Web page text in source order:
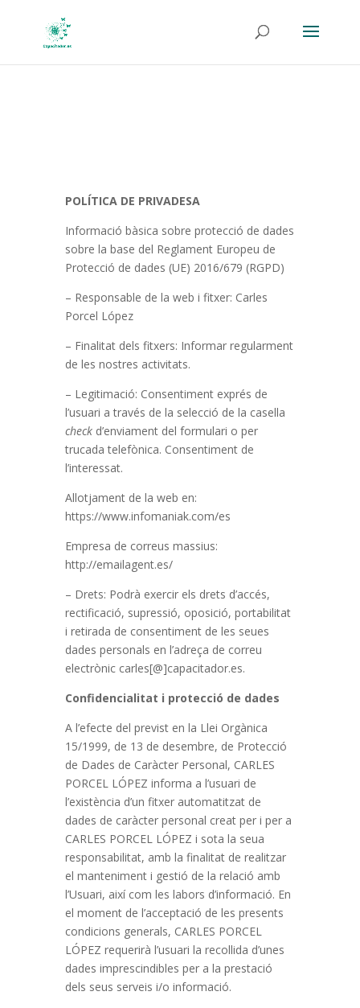
POLÍTICA DE PRIVADESA
Informació bàsica sobre protecció de dades
sobre la base del Reglament Europeu de
Protecció de dades (UE) 2016/679 (RGPD)
– Responsable de la web i fitxer: Carles
Porcel López
– Finalitat dels fitxers: Informar regularment
de les nostres activitats.
– Legitimació: Consentiment exprés de
l’usuari a través de la selecció de la casella
checkd’enviament del formulari o per
trucada telefònica. Consentiment de
l’interessat.
Allotjament de la web en:
https://www.infomaniak.com/es
Empresa de correus massius:
http://emailagent.es/
– Drets: Podrà exercir els drets d’accés,
rectificació, supressió, oposició, portabilitat
i retirada de consentiment de les seues
dades personals en l’adreça de correu
electrònic carles[@]capacitador.es.
Confidencialitat i protecció de dades
A l’efecte del previst en la Llei Orgànica
15/1999, de 13 de desembre, de Protecció
de Dades de Caràcter Personal, CARLES
PORCEL LÓPEZ informa a l’usuari de
l’existència d’un fitxer automatitzat de
dades de caràcter personal creat per i per a
CARLES PORCEL LÓPEZ i sota la seua
responsabilitat, amb la finalitat de realitzar
el manteniment i gestió de la relació amb
l’Usuari, així com les labors d’informació. En
el moment de l’acceptació de les presents
condicions generals, CARLES PORCEL
LÓPEZ requerirà l’usuari la recollida d’unes
dades imprescindibles per a la prestació
dels seus serveis i/o informació.